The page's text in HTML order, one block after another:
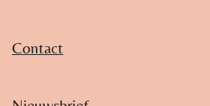
Contact